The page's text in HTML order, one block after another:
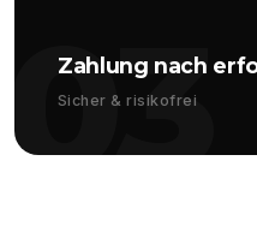
03
Zahlung nach
Sicher & risikofrei